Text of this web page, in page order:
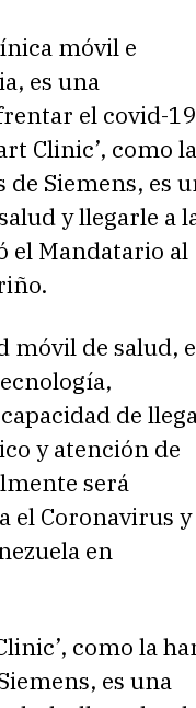
móvil e
es una
el covid-19
Clinic’, como la
Siemens, es
y llegarle a
el Mandatario al
móvil de salud,
de
y atención de
será
el Coronavirus y
en
como la
es una